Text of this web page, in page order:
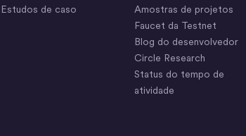
Estudos de caso
Amostras de projetos
Faucet da Testnet
Blog do desenvolvedor
Circle Research
Status do tempo de
atividade